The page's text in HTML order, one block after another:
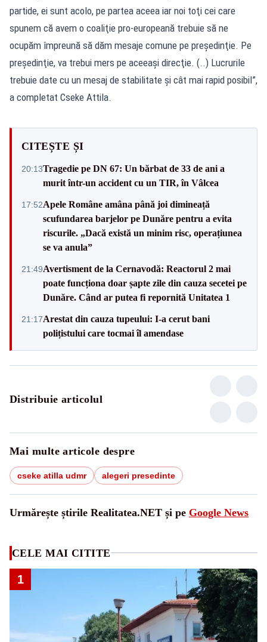
partide, ei sunt acolo, pe partea aceea iar noi toţi cei care
spunem că avem o coaliţie pro-europeană trebuie să ne
ocupăm împreună să dăm mesaje comune pe preşedinţie. Pe
preşedinţie, va trebui mers pe aceeaşi direcţie. (..) Lucrurile
trebuie date cu un mesaj de stabilitate şi cât mai rapid posibil”,
a completat Cseke Attila.
CITEȘTE ȘI
20:13Tragedie pe DN 67: Un bărbat de 33 de ani a
murit într-un accident cu un TIR, în Vâlcea
17:52Apele Române amâna până joi dimineață
scufundarea barjelor pe Dunăre pentru a evita
riscurile. „Dacă există un minim risc, operațiunea
se va anula”
21:49Avertisment de la Cernavodă: Reactorul 2 mai
poate funcționa doar șapte zile din cauza secetei pe
Dunăre. Când ar putea fi repornită Unitatea 1
21:17Arestat din cauza tupeului: I-a cerut bani
polițistului care tocmai îl amendase
Distribuie articolul
Mai multe articole despre
cseke atilla udmr alegeri presedinte
Urmărește știrile Realitatea.NET și pe Google News
CELE MAI CITITE
1